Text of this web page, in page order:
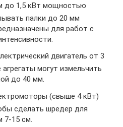
до 1,5 кВт мощностью
палки до 20 мм
для работ с
двигатель от 3
могут измельчить
до 40 мм.
(свыше 4 кВт)
сделать шредер для
7-15 см.